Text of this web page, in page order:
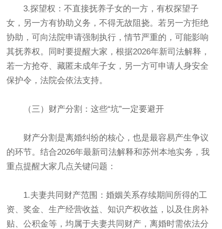
3.探望权：不直接抚养子女的一方，有权探望子
女，另一方有协助义务，不得无故阻挠。若另一方拒绝
协助，可向法院申请强制执行，情节严重的，可能影响
其抚养权。同时要提醒大家，根据2026年新司法解释，
若一方抢夺、藏匿未成年子女，另一方可申请人身安全
保护令，法院会依法支持。
（三）财产分割：这些“坑”一定要避开
财产分割是离婚纠纷的核心，也是最容易产生争议
的环节。结合2026年最新司法解释和苏州本地实务，我
重点提醒大家几点关键问题：
1.夫妻共同财产范围：婚姻关系存续期间所得的工
资、奖金、生产经营收益、知识产权收益，以及住房补
贴、公积金等，均属于夫妻共同财产，离婚时需依法分